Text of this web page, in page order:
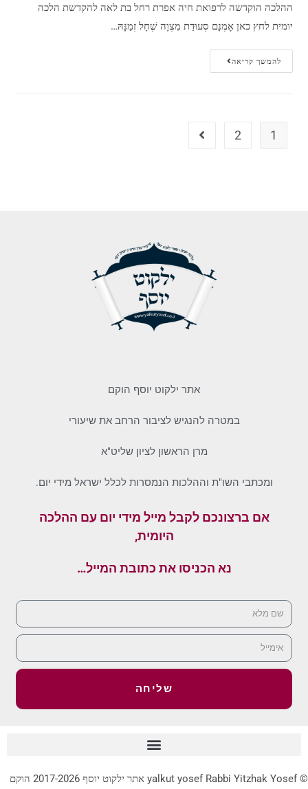
ההלכה הוקדשה לרפואת חיה אפרת רחל בת לאה להקדשת הלכה
יומית לחץ כאן אָמְנָם סְעוּדַת מִצְוָה שֶׁחָל זְמַנָּהּ…
להמשך קריאה
1
2
אתר ילקוט יוסף הוקם
במטרה להנגיש לציבור הרחב את שיעורי
מרן הראשון לציון שליט"א
ומכתבי השו"ת וההלכות הנמסרות לכלל ישראל מידי יום.
אם ברצונכם לקבל מייל מידי יום עם ההלכה
היומית,
נא הכניסו את כתובת המייל…
שליחה
© yalkut yosef Rabbi Yitzhak Yosef אתר ילקוט יוסף 2017-2026 הוקם